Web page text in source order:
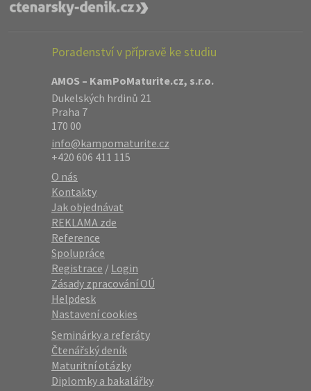
Poradenství v přípravě ke studiu
AMOS – KamPoMaturite.cz, s.r.o.
Dukelských hrdinů 21
Praha 7
170 00
info@kampomaturite.cz
+420 606 411 115
O nás
Kontakty
Jak objednávat
REKLAMA zde
Reference
Spolupráce
Registrace / Login
Zásady zpracování OÚ
Helpdesk
Nastavení cookies
Seminárky a referáty
Čtenářský deník
Maturitní otázky
Diplomky a bakalářky